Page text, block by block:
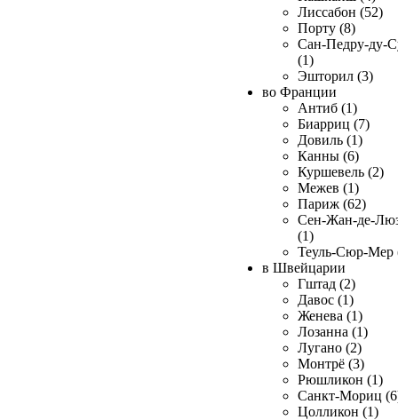
Лиссабон (52)
Порту (8)
Сан-Педру-ду-
(1)
Эшторил (3)
во Франции
Антиб (1)
Биарриц (7)
Довиль (1)
Канны (6)
Куршевель (2)
Межев (1)
Париж (62)
Сен-Жан-де-
(1)
Теуль-Сюр-Мер
в Швейцарии
Гштад (2)
Давос (1)
Женева (1)
Лозанна (1)
Лугано (2)
Монтрё (3)
Рюшликон (1)
Санкт-Мориц
Цолликон (1)